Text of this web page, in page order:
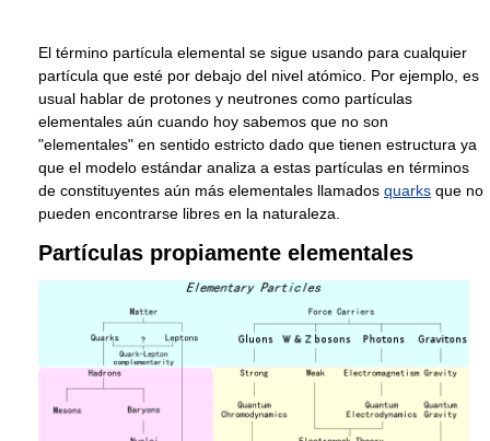
El término partícula elemental se sigue usando para cualquier
partícula que esté por debajo del nivel atómico. Por ejemplo, es
usual hablar de protones y neutrones como partículas
elementales aún cuando hoy sabemos que no son
"elementales" en sentido estricto dado que tienen estructura ya
que el modelo estándar analiza a estas partículas en términos
de constituyentes aún más elementales llamados quarks que no
pueden encontrarse libres en la naturaleza.
Partículas propiamente elementales